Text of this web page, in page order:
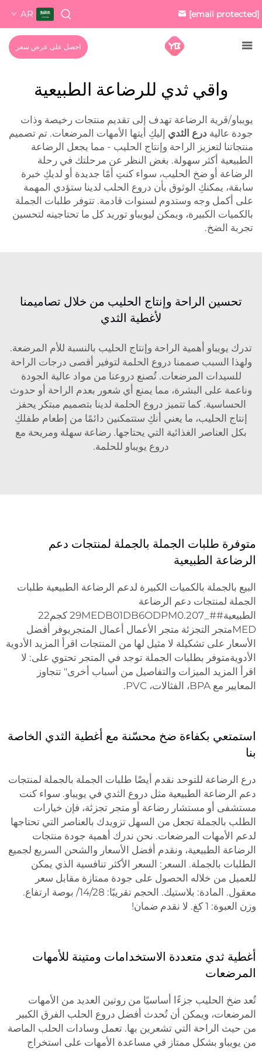
[email protected]
AR
احصل على عرض سعر
واقي ثدي للرضاعة الطبيعية
يويباو/قرية الرضاعة تهدف إلى تقديم منتجات رخيصة وذات
جودة عالية درع الثدي إليكِ أيتها الأمهات المرضعات. تم تصميم
منتجاتنا لتعزيز الراحة وإنتاج الحليب - مما يجعل الرضاعة
الطبيعية أكثر سهولة. بغض النظر عن مرحلتك في رحلة
الرضاعة أو ضخ الحليب، سواء كنتِ أمًا جديدة أو لديكِ خبرة
سابقة، يمكنكِ الوثوق بأن دروع الحلب لدينا ستؤدي المهمة
على أكمل وجه وستدوم لسنوات قادمة. تتوفر طلبات الجملة
بالكميات الكبيرة، ويمكن ليويباو توريد كل ما تحتاجينه لتحسين
تجربة الضخ.
تحسين الراحة وإنتاج الحليب من خلال تصاميمنا
لأغطية الثدي
تدرك يويباو أهمية الراحة وإنتاج الحليب بالنسبة للأم المرضعة.
ولهذا السبب صممنا دروع الحلمة لتوفير أقصى درجات الراحة
للسيدات المرضعات. تُصنع دروعنا من مواد عالية الجودة
وناعمة على البشرة، مما يمنع أي شعور بعدم الراحة أو حدوث
الحساسية. كما تتميز دروع الحلمة لدينا بتصميم مبتكر يحفز
إنتاج الحليب، ما يعني أنكِ ستتمكنين دائمًا من إطعام طفلكِ
بكل العناصر الغذائية التي يحتاجها. رضاعة سهلة ومريحة مع
دروع يويباو للحلمة.
متوفرة طلبات الجملة بالجملة لمنتجات دعم
الرضاعة الطبيعية
البيع بالجملة بالكميات الكبيرة لدعم الرضاعة الطبيعية طلبات
الجملة لمنتجات دعم الرضاعة
الطبيعية##_29MEDB01DB6ODPM0.207 كجم22
MEDمتجر التجزئة متجر الأعمال أعمال المتجريوفر أفضل
الأسعار على تشكيلة لا مثيل لها من المنتجات اقرأ المزيد الأدوية
الأدويةمتوفر بطلبات الجملة توجد في المتجر تحتوي على: لا
اقرأ المزيد الميزات والتفاصيل من أسباب أخرى" تتجاوز
المعايير مع BPA، الفثالات، PVC.
استمتعي بكفاءة ضخ محسّنة مع أغطية الثدي الخاصة
بنا
درع الرضاعة للتوحد نقدم أيضًا طلبات الجملة بالجملة لمنتجات
دعم الرضاعة الطبيعية مثل دروع الثدي في يويباو. سواء كنت
مستشفى أو مستشار رضاعة أو متجر تجزئة، فإن خيارات
الطلب بالجملة تجعل من السهل تزويدك بالعناصر التي تحتاجها
لدعم الأمهات المرضعات. نحن ندرك أهمية جودة منتجات
الرضاعة الطبيعية، ونقدم أفضل الأسعار والشحن السريع لجميع
الطلبات بالجملة. السعر: السعر الأكثر تنافسية الذي يمكن
للعميل من خلاله الحصول على جودة ممتازة مقابل سعر
معقول. المادة: بلاستيك. الحجم تقريبًا: 14/28/ بوصة ارتفاع.
وزن العبوة: 1 كغ. لا نقدم ضمان!
أغطية ثدي متعددة الاستخدامات ومتينة للأمهات
المرضعات
تُعد ضخ الحليب جزءًا أساسيًا من روتين العديد من الأمهات
المرضعات، ويمكن أن تُحدث أفضل دروع الحلب الفرق الكبير
من حيث الراحة التي تشعرين بها. تعمل وسادات الحلب الماصة
من يويباو بشكل ممتاز في مساعدة الأمهات على استخراج